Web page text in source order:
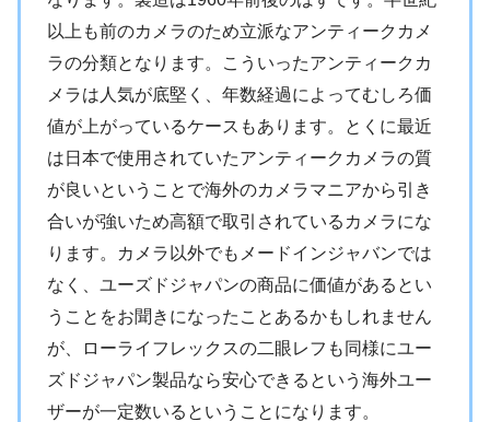
以上も前のカメラのため立派なアンティークカメ
ラの分類となります。こういったアンティークカ
メラは人気が底堅く、年数経過によってむしろ価
値が上がっているケースもあります。とくに最近
は日本で使用されていたアンティークカメラの質
が良いということで海外のカメラマニアから引き
合いが強いため高額で取引されているカメラにな
ります。カメラ以外でもメードインジャバンでは
なく、ユーズドジャパンの商品に価値があるとい
うことをお聞きになったことあるかもしれません
が、ローライフレックスの二眼レフも同様にユー
ズドジャパン製品なら安心できるという海外ユー
ザーが一定数いるということになります。